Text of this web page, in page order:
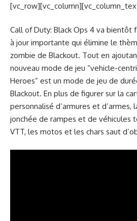
Call of Duty: Black Ops 4 va bientôt
à jour importante qui élimine le
zombie de Blackout. Tout en
nouveau mode de jeu “vehicle-
Heroes” est un mode de jeu de
Blackout. En plus de figurer sur la
personnalisé d’armures et
jonchée de rampes et de véhicules
VTT, les motos et les chars saut